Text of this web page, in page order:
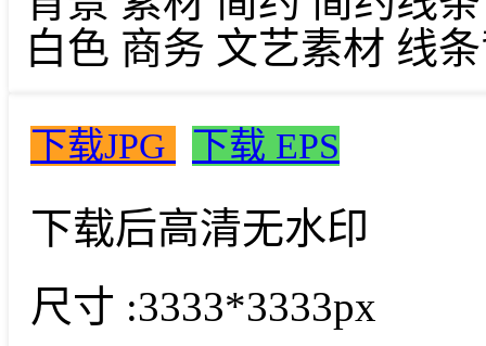
白色 商务 文艺素材 线
下载JPG 下载 EPS
下载后高清无水印
尺寸 :3333*3333px